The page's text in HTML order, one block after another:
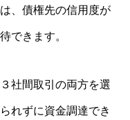
、債権先の信用度が
できます。
社間取引の両方を選
れずに資金調達でき